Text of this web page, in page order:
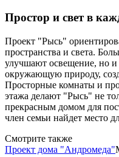
Простор и свет в
Проект "Рысь"
пространства и света.
улучшают освещение, но
окружающую природу,
Просторные комнаты и
этажа делают "Рысь" не
прекрасным домом для
член семьи найдет место
Смотрите также
Проект дома "Андромеда"